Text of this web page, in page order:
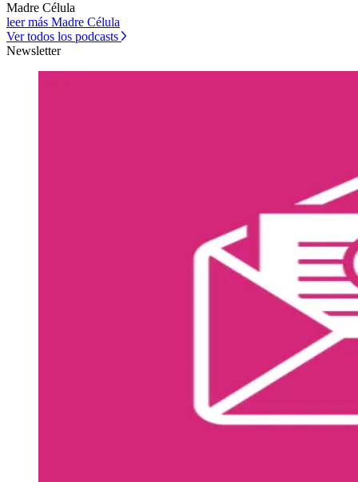
Madre Célula
leer más Madre Célula
Ver todos los podcasts
Newsletter